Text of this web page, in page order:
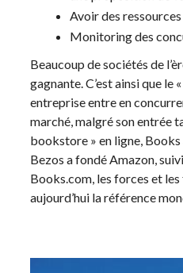
Avoir des
Monitoring des
Beaucoup de sociétés de
gagnante. C’est ainsi que
entreprise entre en
marché, malgré son entrée
bookstore » en ligne, Books
Bezos a fondé Amazon,
Books.com, les forces et
aujourd’hui la référence